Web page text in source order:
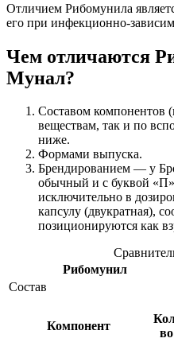
Отличием Рибомунила
его при инфекционно-
Чем отличаются
Мунал?
Составом компонентов
веществам, так и по
ниже.
Формами выпуска.
Брендированием — у
обычный и с буквой
исключительно в
капсулу (двукратная),
позиционируются как
Рибомунил
Состав
Компонент
во